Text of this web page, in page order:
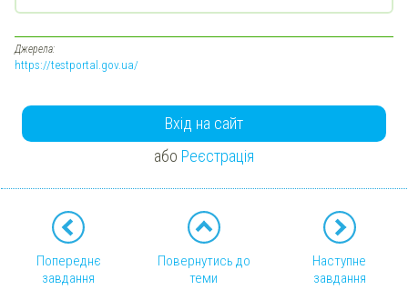
Джерела:
https://testportal.gov.ua/
Вхід на сайт
або Реєстрація
Попереднє
завдання
Повернутись до
теми
Наступне
завдання